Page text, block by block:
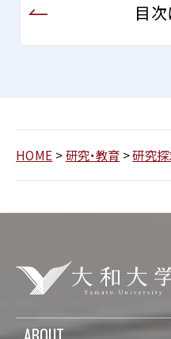
目
HOME >研究・教育 >研究